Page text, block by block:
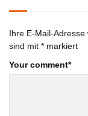
Ihre E-Mail-Adresse
sind mit * markiert
Your comment*